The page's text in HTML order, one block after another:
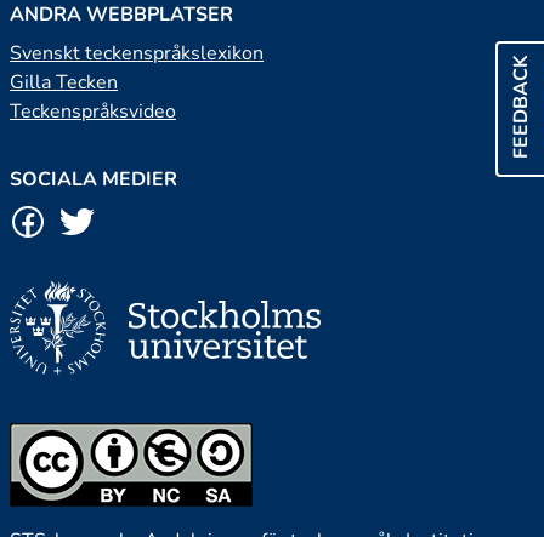
FEEDBACK
ANDRA WEBBPLATSER
Svenskt teckenspråkslexikon
Gilla Tecken
Teckenspråksvideo
SOCIALA MEDIER